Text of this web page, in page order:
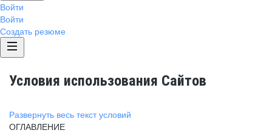
Войти
Войти
Создать резюме
Условия использования Сайтов
Развернуть весь текст условий
ОГЛАВЛЕНИЕ